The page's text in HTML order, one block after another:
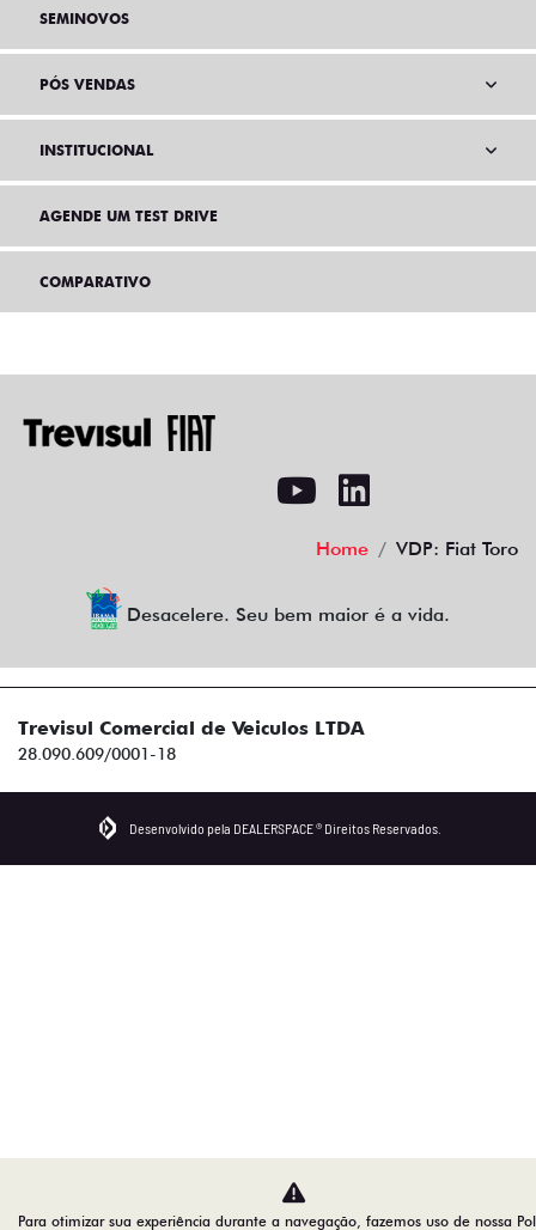
SEMINOVOS
PÓS VENDAS
INSTITUCIONAL
AGENDE UM TEST DRIVE
COMPARATIVO
Home VDP: Fiat Toro
Desacelere. Seu bem maior é a vida.
Trevisul Comercial de Veiculos LTDA
28.090.609/0001-18
Desenvolvido pela DEALERSPACE ® Direitos Reservados.
Para otimizar sua experiência durante a navegação, fazemos uso de nossa